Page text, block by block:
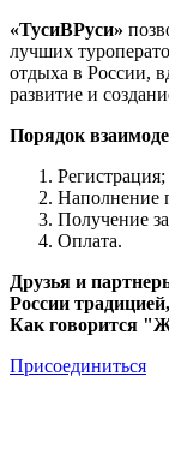
«ТусиВРуси»
лучших
отдыха в России,
развитие и
Порядок
Регистрация;
Наполнение
Получение
Оплата.
Друзья и
России
Как говорится
Присоединиться